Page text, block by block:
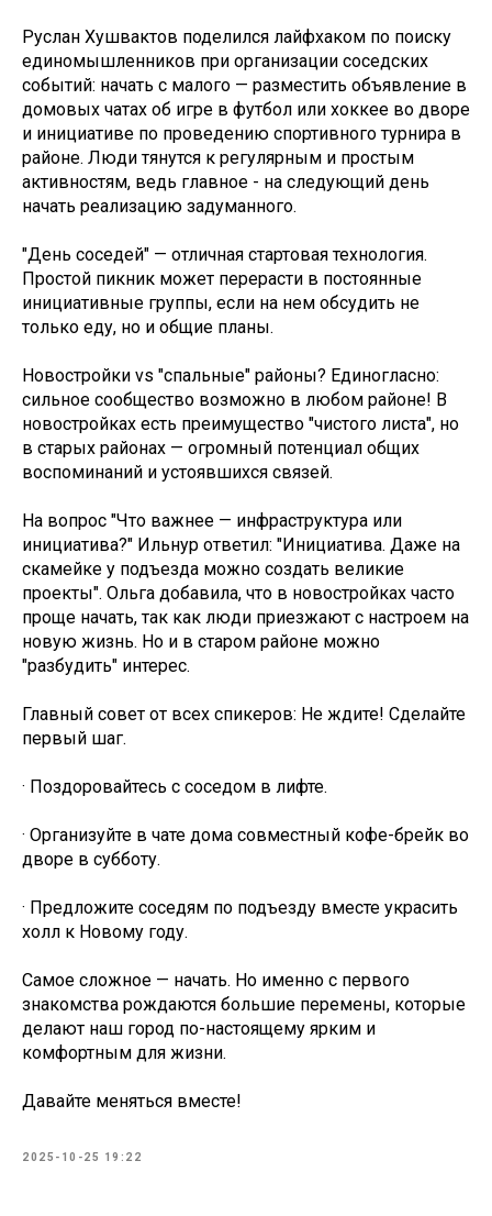
Руслан Хушвактов поделился лайфхаком по поиску
единомышленников при организации соседских
событий: начать с малого — разместить объявление в
домовых чатах об игре в футбол или хоккее во дворе
и инициативе по проведению спортивного турнира в
районе. Люди тянутся к регулярным и простым
активностям, ведь главное - на следующий день
начать реализацию задуманного.
"День соседей" — отличная стартовая технология.
Простой пикник может перерасти в постоянные
инициативные группы, если на нем обсудить не
только еду, но и общие планы.
Новостройки vs "спальные" районы? Единогласно:
сильное сообщество возможно в любом районе! В
новостройках есть преимущество "чистого листа", но
в старых районах — огромный потенциал общих
воспоминаний и устоявшихся связей.
На вопрос "Что важнее — инфраструктура или
инициатива?" Ильнур ответил: "Инициатива. Даже на
скамейке у подъезда можно создать великие
проекты". Ольга добавила, что в новостройках часто
проще начать, так как люди приезжают с настроем на
новую жизнь. Но и в старом районе можно
"разбудить" интерес.
Главный совет от всех спикеров: Не ждите! Сделайте
первый шаг.
· Поздоровайтесь с соседом в лифте.
· Организуйте в чате дома совместный кофе-брейк во
дворе в субботу.
· Предложите соседям по подъезду вместе украсить
холл к Новому году.
Самое сложное — начать. Но именно с первого
знакомства рождаются большие перемены, которые
делают наш город по-настоящему ярким и
комфортным для жизни.
Давайте меняться вместе!
2025-10-25 19:22